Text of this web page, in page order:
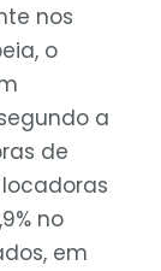
nos
o
a
de
locadoras
no
em